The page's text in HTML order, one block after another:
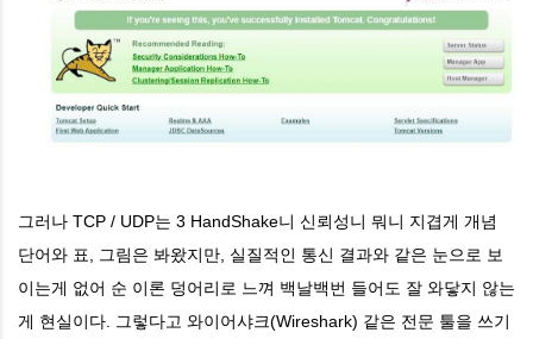
그러나 TCP / UDP는 3 HandShake니 신뢰성니 뭐니 지겹게 개념
단어와 표, 그림은 봐왔지만, 실질적인 통신 결과와 같은 눈으로 보
이는게 없어 순 이론 덩어리로 느껴 백날백번 들어도 잘 와닿지 않는
게 현실이다. 그렇다고 와이어샤크(Wireshark) 같은 전문 툴을 쓰기